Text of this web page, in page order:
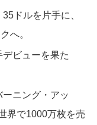
ドルを片手に、
へ。
ビューを果た
ニング・アッ
界で1000万枚を売